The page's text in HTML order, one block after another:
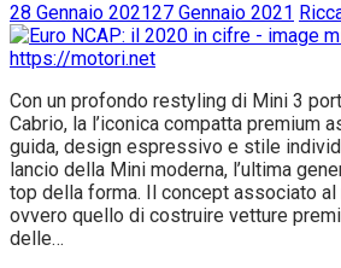
28 Gennaio 202127 Gennaio 2021
Con un profondo restyling di Mini 3
Cabrio, la l’iconica compatta premium
guida, design espressivo e stile
lancio della Mini moderna, l’ultima
top della forma. Il concept associato al
ovvero quello di costruire vetture
delle…